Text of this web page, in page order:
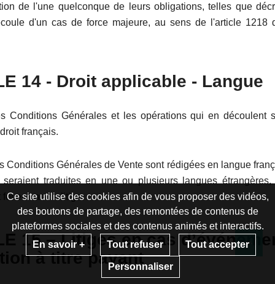
de l'une quelconque de leurs obligations, telles que
d'un cas de force majeure, au sens de l'article 1218
14 - Droit applicable - Langue
Conditions Générales et les opérations qui en découlent
français.
Conditions Générales de Vente sont rédigées en langue
traduites en une ou plusieurs langues
foi en cas de litige.
15– Litiges en cas
à titre payant
Ce site utilise des cookies afin de vous proposer des vidéos,
des boutons de partage, des remontées de contenus de
plateformes sociales et des contenus animés et interactifs.
En savoir +
Tout refuser Tout accepter
Personnaliser